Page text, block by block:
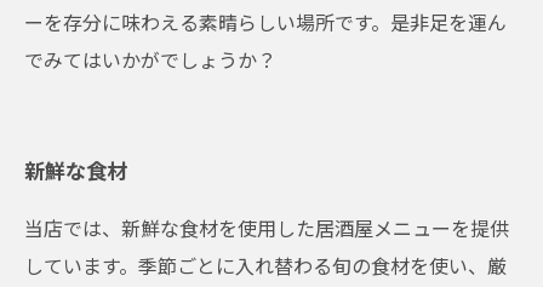
ーを存分に味わえる素晴らしい場所です。是非足を運ん
でみてはいかがでしょうか？
新鮮な食材
当店では、新鮮な食材を使用した居酒屋メニューを提供
しています。季節ごとに入れ替わる旬の食材を使い、厳